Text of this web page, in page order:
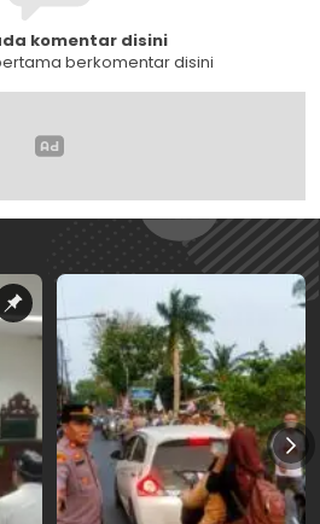
komentar disini
berkomentar disini